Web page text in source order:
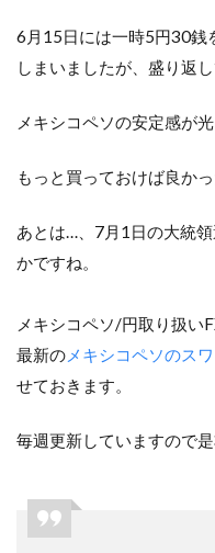
6月15日には一時5円30銭
しまいましたが、盛り返し
メキシコペソの安定感が
もっと買っておけば良か
あとは…、7月1日の大統
かですね。
メキシコペソ/円取り扱い
最新の メキシコペソのス
せておきます。
毎週更新していますので